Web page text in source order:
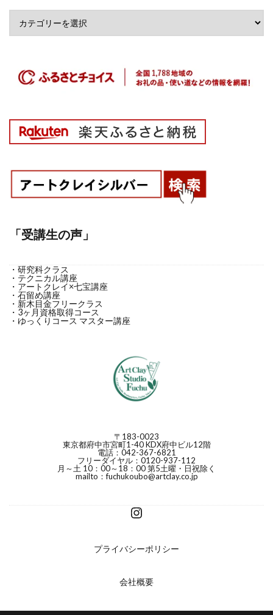
「受講生の声」
・研究科クラス
・テクニカル講座
・アートクレイ×七宝講座
・石留め講座
・新木目金フリークラス
・3ヶ月資格取得コース
・ゆっくりコース マスター講座
〒183-0023
東京都府中市宮町1-40 KDX府中ビル12階
電話：042-367-6821
フリーダイヤル：0120-937-112
月～土 10：00～18：00 第5土曜・日祝除く
mailto：fuchukoubo@artclay.co.jp
プライバシーポリシー
会社概要